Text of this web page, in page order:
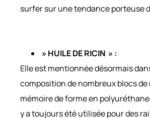
surfer sur une tendance porteuse
» HUILE DE RICIN » :
Elle est mentionnée désormais
composition de nombreux blocs de
mémoire de forme en
y a toujours été utilisée pour des